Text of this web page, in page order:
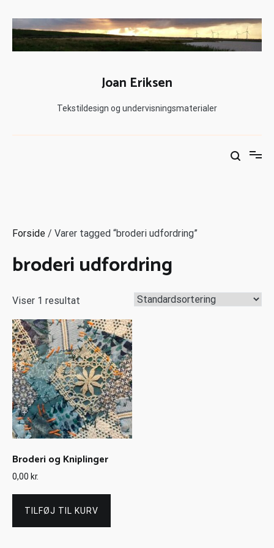
Joan Eriksen
Tekstildesign og undervisningsmaterialer
Forside / Varer tagged “broderi udfordring”
broderi udfordring
Viser 1 resultat
Broderi og Kniplinger
0,00 kr.
TILFØJ TIL KURV